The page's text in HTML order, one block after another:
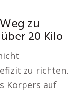
zu
20 Kilo
zu richten,
Körpers auf